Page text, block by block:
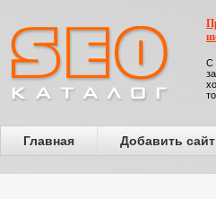
С
Главная Добавить сайт